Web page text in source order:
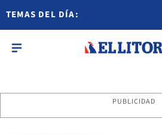
TEMAS DEL DÍA:
PUBLICIDAD